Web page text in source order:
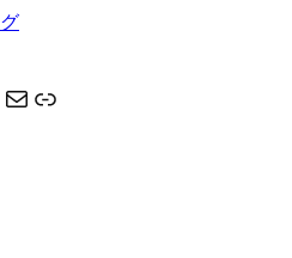
メール このページの情報をクリップボードにコピーする